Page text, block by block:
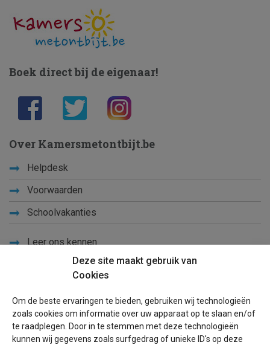
Deze site maakt gebruik van
Cookies
Om de beste ervaringen te bieden, gebruiken wij technologieën
zoals cookies om informatie over uw apparaat op te slaan en/of
te raadplegen. Door in te stemmen met deze technologieën
kunnen wij gegevens zoals surfgedrag of unieke ID's op deze
Boek direct bij de eigenaar!
Over Kamersmetontbijt.be
Helpdesk
Voorwaarden
Schoolvakanties
Leer ons kennen
Sitemap
Blog